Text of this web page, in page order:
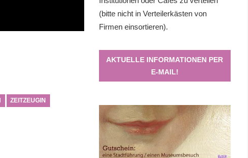
ZEITZEUGIN
(bitte nicht in Verteilerkästen von
Firmen einsortieren).
AKTUELLE INFORMATIONEN PER
E-MAIL!